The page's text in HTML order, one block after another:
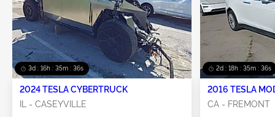
3d : 16h : 35m : 33s
2024 TESLA CYBERTRUCK
IL - CASEYVILLE
2d : 18h : 35m : 33s
2016 TESLA
CA - FREMONT